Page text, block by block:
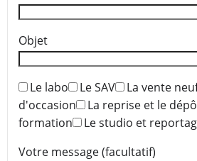
Objet
Le labo Le SAV La vente
d'occasion
La reprise et le
formation
Le studio et
Votre message (facultatif)